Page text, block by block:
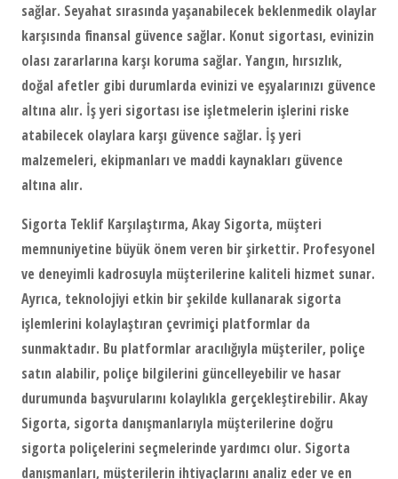
sağlar. Seyahat sırasında yaşanabilecek beklenmedik olaylar
karşısında finansal güvence sağlar. Konut sigortası, evinizin
olası zararlarına karşı koruma sağlar. Yangın, hırsızlık,
doğal afetler gibi durumlarda evinizi ve eşyalarınızı güvence
altına alır. İş yeri sigortası ise işletmelerin işlerini riske
atabilecek olaylara karşı güvence sağlar. İş yeri
malzemeleri, ekipmanları ve maddi kaynakları güvence
altına alır.
Sigorta Teklif Karşılaştırma, Akay Sigorta, müşteri
memnuniyetine büyük önem veren bir şirkettir. Profesyonel
ve deneyimli kadrosuyla müşterilerine kaliteli hizmet sunar.
Ayrıca, teknolojiyi etkin bir şekilde kullanarak sigorta
işlemlerini kolaylaştıran çevrimiçi platformlar da
sunmaktadır. Bu platformlar aracılığıyla müşteriler, poliçe
satın alabilir, poliçe bilgilerini güncelleyebilir ve hasar
durumunda başvurularını kolaylıkla gerçekleştirebilir. Akay
Sigorta, sigorta danışmanlarıyla müşterilerine doğru
sigorta poliçelerini seçmelerinde yardımcı olur. Sigorta
danışmanları, müşterilerin ihtiyaçlarını analiz eder ve en